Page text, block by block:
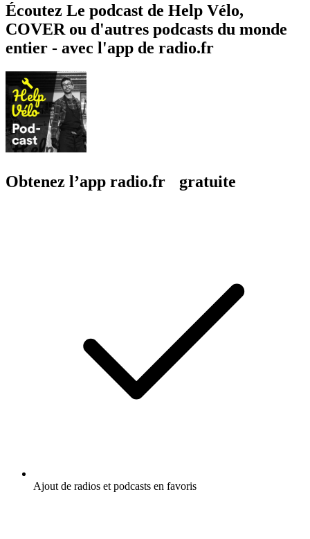
Écoutez Le podcast de Help Vélo,
COVER ou d'autres podcasts du monde
entier - avec l'app de radio.fr
Obtenez l’app radio.fr gratuite
Ajout de radios et podcasts en favoris